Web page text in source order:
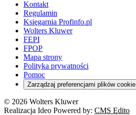
Kontakt
Regulamin
Księgarnia Profinfo.pl
Wolters Kluwer
FEPI
FPOP
Mapa strony
Polityka prywatności
Pomoc
Zarządzaj preferencjami plików cookie
© 2026 Wolters Kluwer
Realizacja Ideo Powered by: CMS Edito